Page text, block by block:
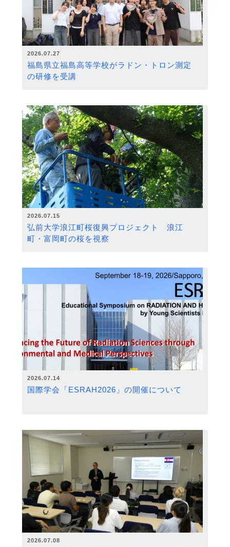
2026.07.27
福島県立福島高等学校がラドン・トロン測定
の研修を受講
2026.07.15
弘前大学浪江町桜復興プロジェクト 浪江
町・富岡町の桜を視察
2026.07.14
国際学会「ESRAH2026」の開催について
2026.07.08